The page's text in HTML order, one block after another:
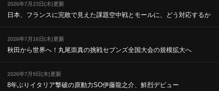
2026年7月23日(木)更新
日本、フランスに完敗で見えた課題空中戦とモールに、どう対応するか
2026年7月16日(木)更新
秋田から世界へ！丸尾崇真の挑戦セブンズ全国大会の規模拡大へ
2026年7月9日(木)更新
8年ぶりイタリア撃破の原動力SO伊藤龍之介、鮮烈デビュー